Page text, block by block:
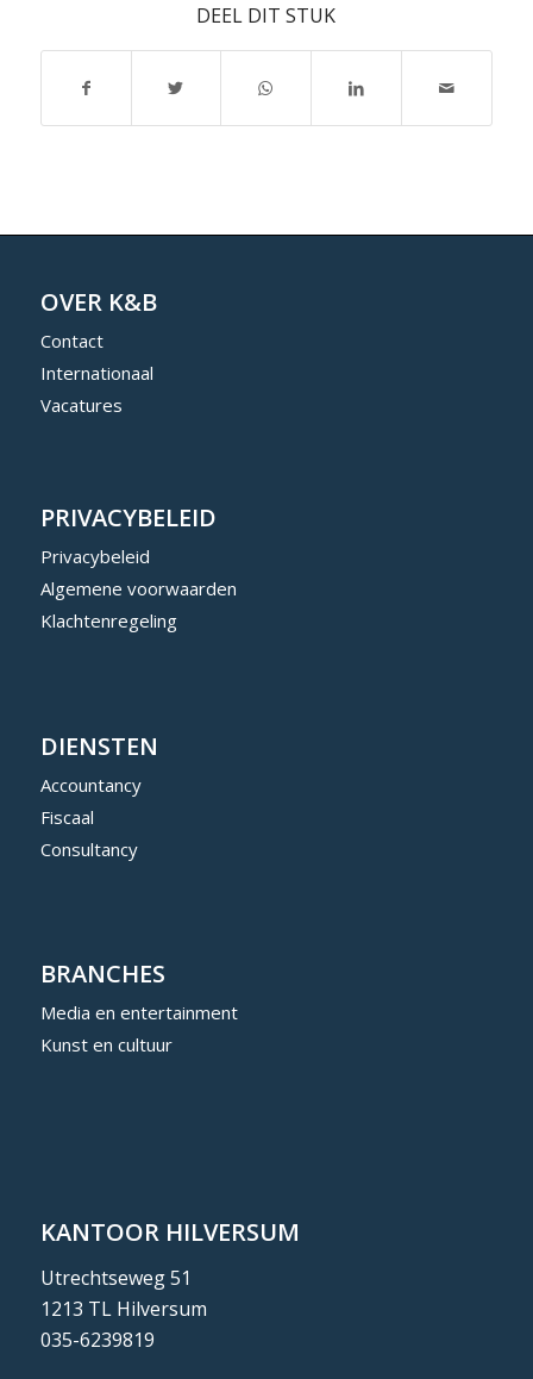
DEEL DIT STUK
OVER K&B
Contact
Internationaal
Vacatures
PRIVACYBELEID
Privacybeleid
Algemene voorwaarden
Klachtenregeling
DIENSTEN
Accountancy
Fiscaal
Consultancy
BRANCHES
Media en entertainment
Kunst en cultuur
KANTOOR HILVERSUM
Utrechtseweg 51
1213 TL Hilversum
035-6239819